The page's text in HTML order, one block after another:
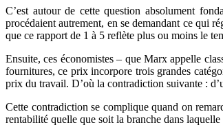
C’est autour de cette question absolument
procédaient autrement, en se demandant ce qui
que ce rapport de 1 à 5 reflète plus ou moins le
Ensuite, ces économistes – que Marx appelle
fournitures, ce prix incorpore trois grandes
prix du travail. D’où la contradiction suivante :
Cette contradiction se complique quand on
rentabilité quelle que soit la branche dans